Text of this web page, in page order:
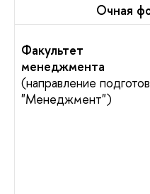
Очная
Факультет
менеджмента
(направление
"Менеджмент")